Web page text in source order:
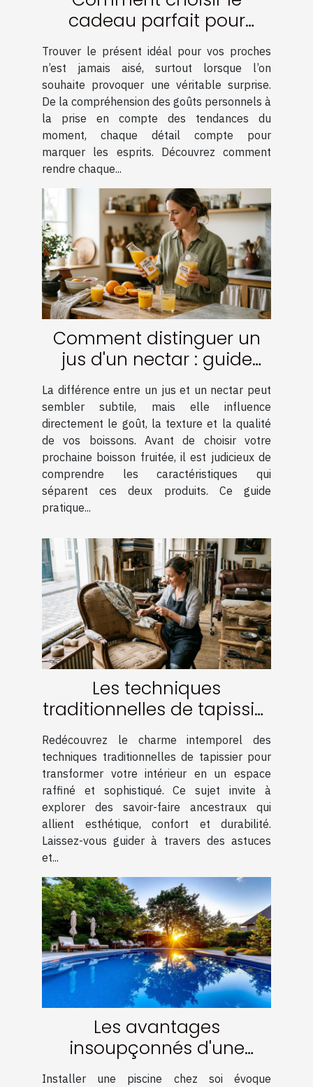
cadeau parfait pour
surprendre vos proches ?
Trouver le présent idéal pour vos proches
n’est jamais aisé, surtout lorsque l’on
souhaite provoquer une véritable surprise.
De la compréhension des goûts personnels à
la prise en compte des tendances du
moment, chaque détail compte pour
marquer les esprits. Découvrez comment
rendre chaque...
Comment distinguer un
jus d'un nectar : guide
pratique
La différence entre un jus et un nectar peut
sembler subtile, mais elle influence
directement le goût, la texture et la qualité
de vos boissons. Avant de choisir votre
prochaine boisson fruitée, il est judicieux de
comprendre les caractéristiques qui
séparent ces deux produits. Ce guide
pratique...
Les techniques
traditionnelles de tapissier
pour un intérieur élégant
Redécouvrez le charme intemporel des
techniques traditionnelles de tapissier pour
transformer votre intérieur en un espace
raffiné et sophistiqué. Ce sujet invite à
explorer des savoir-faire ancestraux qui
allient esthétique, confort et durabilité.
Laissez-vous guider à travers des astuces
et...
Les avantages
insoupçonnés d'une
piscine chez soi
Installer une piscine chez soi évoque